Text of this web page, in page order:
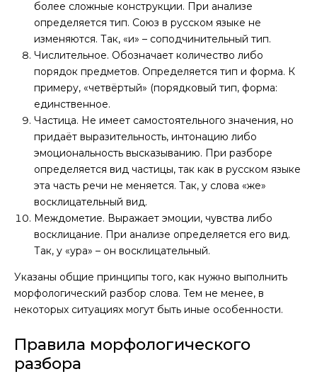
более сложные конструкции. При анализе
определяется тип. Союз в русском языке не
изменяются. Так, «и» – соподчинительный тип.
Числительное. Обозначает количество либо
порядок предметов. Определяется тип и форма. К
примеру, «четвёртый» (порядковый тип, форма:
единственное.
Частица. Не имеет самостоятельного значения, но
придаёт выразительность, интонацию либо
эмоциональность высказыванию. При разборе
определяется вид частицы, так как в русском языке
эта часть речи не меняется. Так, у слова «же»
восклицательный вид.
Междометие. Выражает эмоции, чувства либо
восклицание. При анализе определяется его вид.
Так, у «ура» – он восклицательный.
Указаны общие принципы того, как нужно выполнить
морфологический разбор слова. Тем не менее, в
некоторых ситуациях могут быть иные особенности.
Правила морфологического
разбора